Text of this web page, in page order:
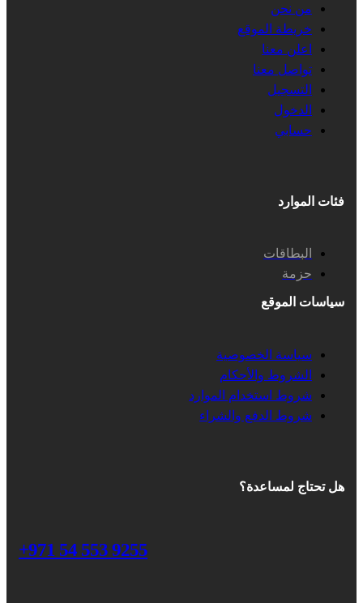
من نحن
خريطة الموقع
اعلن معنا
تواصل معنا
التسجيل
الدخول
حسابي
فئات الموارد
البطاقات
حزمة
سياسات الموقع
سياسة الخصوصية
الشروط والأحكام
شروط استخدام الموارد
شروط الدفع والشراء
هل تحتاج لمساعدة؟
+971 54 553 9255